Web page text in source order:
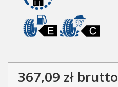
367,09 złbrutto